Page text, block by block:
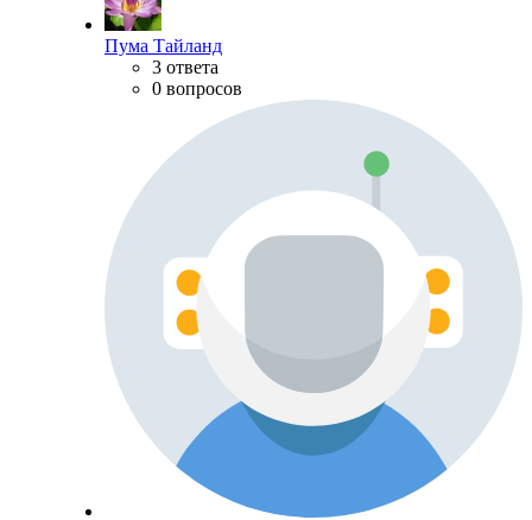
Пума Тайланд
3 ответа
0 вопросов